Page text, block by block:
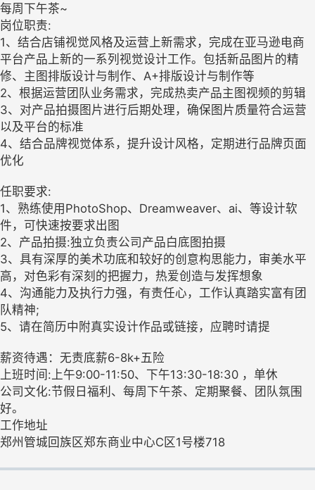
每周下午茶~
岗位职责:
1、结合店铺视觉风格及运营上新需求，完成在亚马逊电商
平台产品上新的一系列视觉设计工作。包括新品图片的精
修、主图排版设计与制作、A+排版设计与制作等
2、根据运营团队业务需求，完成热卖产品主图视频的剪辑
3、对产品拍摄图片进行后期处理，确保图片质量符合运营
以及平台的标准
4、结合品牌视觉体系，提升设计风格，定期进行品牌页面
优化
任职要求:
1、熟练使用PhotoShop、Dreamweaver、ai、等设计软
件，可快速按要求出图
2、产品拍摄:独立负责公司产品白底图拍摄
3、具有深厚的美术功底和较好的创意构思能力，审美水平
高，对色彩有深刻的把握力，热爱创造与发挥想象
4、沟通能力及执行力强，有责任心，工作认真踏实富有团
队精神;
5、请在简历中附真实设计作品或链接，应聘时请提
薪资待遇：无责底薪6-8k+五险
上班时间:上午9:00-11:50、下午13:30-18:30 ，单休
公司文化:节假日福利、每周下午茶、定期聚餐、团队氛围
好。
工作地址
郑州管城回族区郑东商业中心C区1号楼718